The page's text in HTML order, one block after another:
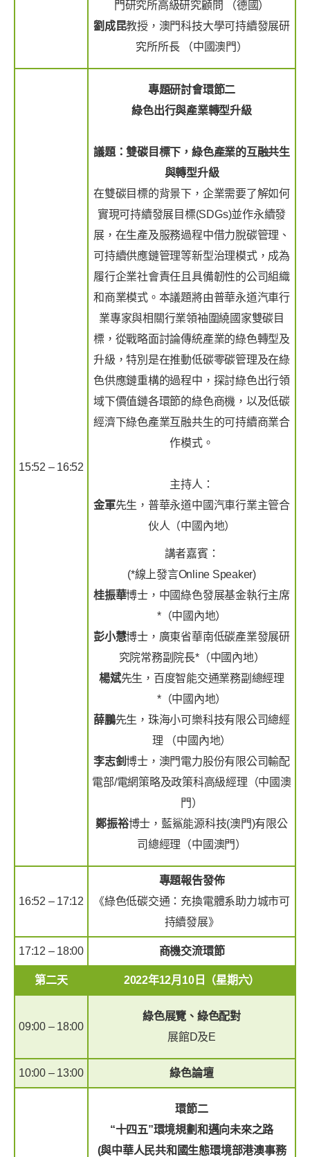
門研究所高級研究顧問 （德國）
劉成昆教授，澳門科技大學可持續發展研
究所所長 （中國澳門）
15:52 – 16:52
專題研討會環節二
綠色出行與產業轉型升級
議題：雙碳目標下，綠色產業的互融共生
與轉型升級
在雙碳目標的背景下，企業需要了解如何
實現可持續發展目標(SDGs)並作永續發
展，在生產及服務過程中借力脫碳管理、
可持續供應鏈管理等新型治理模式，成為
履行企業社會責任且具備韌性的公司組織
和商業模式。本議題將由普華永道汽車行
業專家與相關行業領袖圍繞國家雙碳目
標，從戰略面討論傳統產業的綠色轉型及
升級，特別是在推動低碳零碳管理及在綠
色供應鏈重構的過程中，探討綠色出行領
域下價值鏈各環節的綠色商機，以及低碳
經濟下綠色產業互融共生的可持續商業合
作模式。
主持人：
金軍先生，普華永道中國汽車行業主管合
伙人（中國內地）
講者嘉賓：
(*線上發言Online Speaker)
桂振華博士，中國綠色發展基金執行主席
*（中國內地）
彭小慧博士，廣東省華南低碳產業發展研
究院常務副院長*（中國內地）
楊斌先生，百度智能交通業務副總經理
*（中國內地）
薛鵬先生，珠海小可樂科技有限公司總經
理 （中國內地）
李志釗博士，澳門電力股份有限公司輸配
電部/電網策略及政策科高級經理（中國澳
門）
鄭振裕博士，藍鯊能源科技(澳門)有限公
司總經理（中國澳門）
16:52 – 17:12
專題報告發佈
《綠色低碳交通：充換電體系助力城市可
持續發展》
17:12 – 18:00 商機交流環節
第二天 2022年12月10日（星期六）
09:00 – 18:00
綠色展覽、綠色配對
展館D及E
10:00 – 13:00 綠色論壇
環節二
“十四五”環境規劃和邁向未來之路
(與中華人民共和國生態環境部港澳事務